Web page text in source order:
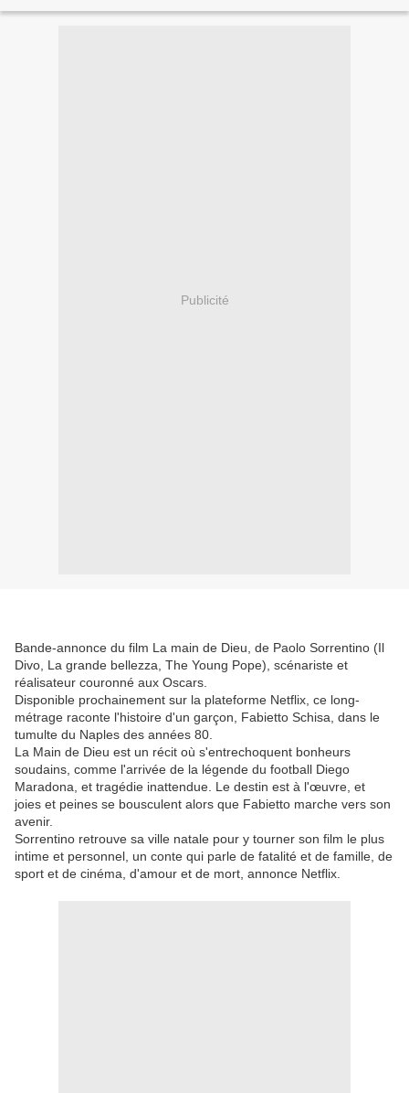
Publicité
Bande-annonce du film La main de Dieu, de Paolo Sorrentino (Il
Divo, La grande bellezza, The Young Pope), scénariste et
réalisateur couronné aux Oscars.
Disponible prochainement sur la plateforme Netflix, ce long-
métrage raconte l'histoire d'un garçon, Fabietto Schisa, dans le
tumulte du Naples des années 80.
La Main de Dieu est un récit où s'entrechoquent bonheurs
soudains, comme l'arrivée de la légende du football Diego
Maradona, et tragédie inattendue. Le destin est à l'œuvre, et
joies et peines se bousculent alors que Fabietto marche vers son
avenir.
Sorrentino retrouve sa ville natale pour y tourner son film le plus
intime et personnel, un conte qui parle de fatalité et de famille, de
sport et de cinéma, d'amour et de mort, annonce Netflix.